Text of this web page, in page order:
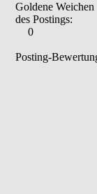
Goldene Weichen
des Postings:
0
Posting-